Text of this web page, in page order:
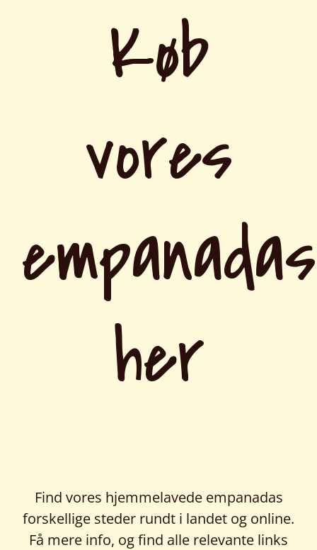
Køb
vores
empanadas
her
Find vores hjemmelavede empanadas
forskellige steder rundt i landet og online.
Få mere info, og find alle relevante links